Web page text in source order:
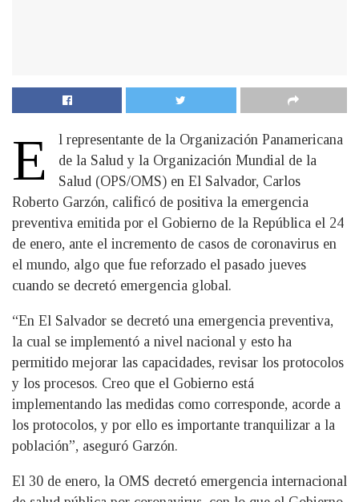
E
l representante de la Organización Panamericana
de la Salud y la Organización Mundial de la
Salud (OPS/OMS) en El Salvador, Carlos
Roberto Garzón, calificó de positiva la emergencia
preventiva emitida por el Gobierno de la República el 24
de enero, ante el incremento de casos de coronavirus en
el mundo, algo que fue reforzado el pasado jueves
cuando se decretó emergencia global.
“En El Salvador se decretó una emergencia preventiva,
la cual se implementó a nivel nacional y esto ha
permitido mejorar las capacidades, revisar los protocolos
y los procesos. Creo que el Gobierno está
implementando las medidas como corresponde, acorde a
los protocolos, y por ello es importante tranquilizar a la
población”, aseguró Garzón.
El 30 de enero, la OMS decretó emergencia internacional